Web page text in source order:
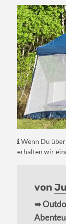
Wenn Du
erhalten wir
von
➥